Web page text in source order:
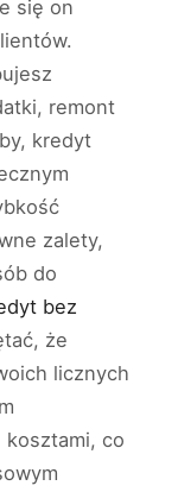
się on
remont
kredyt
zalety,
do
bez
że
licznych
co